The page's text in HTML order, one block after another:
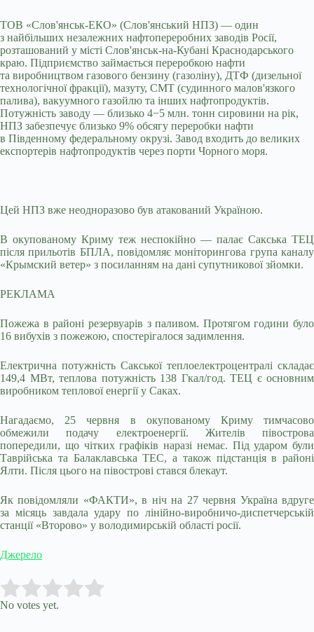
ТОВ «Слов'янськ-ЕКО» (Слов'янський НПЗ) — один
з найбільших незалежних нафтопереробних заводів Росії,
розташований у місті Слов'янськ-на-Кубані Краснодарського
краю. Підприємство займається переробкою нафти
та виробництвом газового бензину (газоліну), ДТФ (дизельної
технологічної фракції), мазуту, СМТ (судинного малов'язкого
палива), вакуумного газойлю та інших нафтопродуктів.
Потужність заводу — близько 4−5 млн. тонн сировини на рік,
НПЗ забезпечує близько 9% обсягу переробки нафти
в Південному федеральному окрузі. Завод входить до великих
експортерів нафтопродуктів через порти Чорного моря.
Цей НПЗ вже неодноразово був атакований Україною.
В окупованому Криму теж неспокійно — палає Сакська ТЕЦ
після прильотів БПЛА, повідомляє моніторингова група каналу
«Крымский ветер» з посиланням на дані супутникової зйомки.
РЕКЛАМА
Пожежа в районі резервуарів з паливом. Протягом години було
16 вибухів з пожежою, спостерігалося задимлення.
Електрична потужність Сакської теплоелектроцентралі складає
149,4 МВт, теплова потужність 138 Гкал/год. ТЕЦ є основним
виробником теплової енергії у Саках.
Нагадаємо, 25 червня в окупованому Криму тимчасово
обмежили подачу електроенергії. Жителів півострова
попередили, що чітких графіків наразі немає. Під ударом були
Таврійська та Балаклавська ТЕС, а також підстанція в районі
Ялти. Після цього на півострові стався блекаут.
Як повідомляли «ФАКТИ», в ніч на 27 червня Україна вдруге
за місяць завдала удару по лінійно-виробничо-диспетчерській
станції «Второво» у володимирській області росії.
Джерело
Rate this item:
No votes yet.